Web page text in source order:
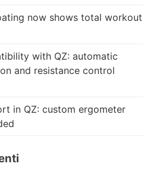
now shows total workout
with QZ: automatic
and resistance control
in QZ: custom ergometer